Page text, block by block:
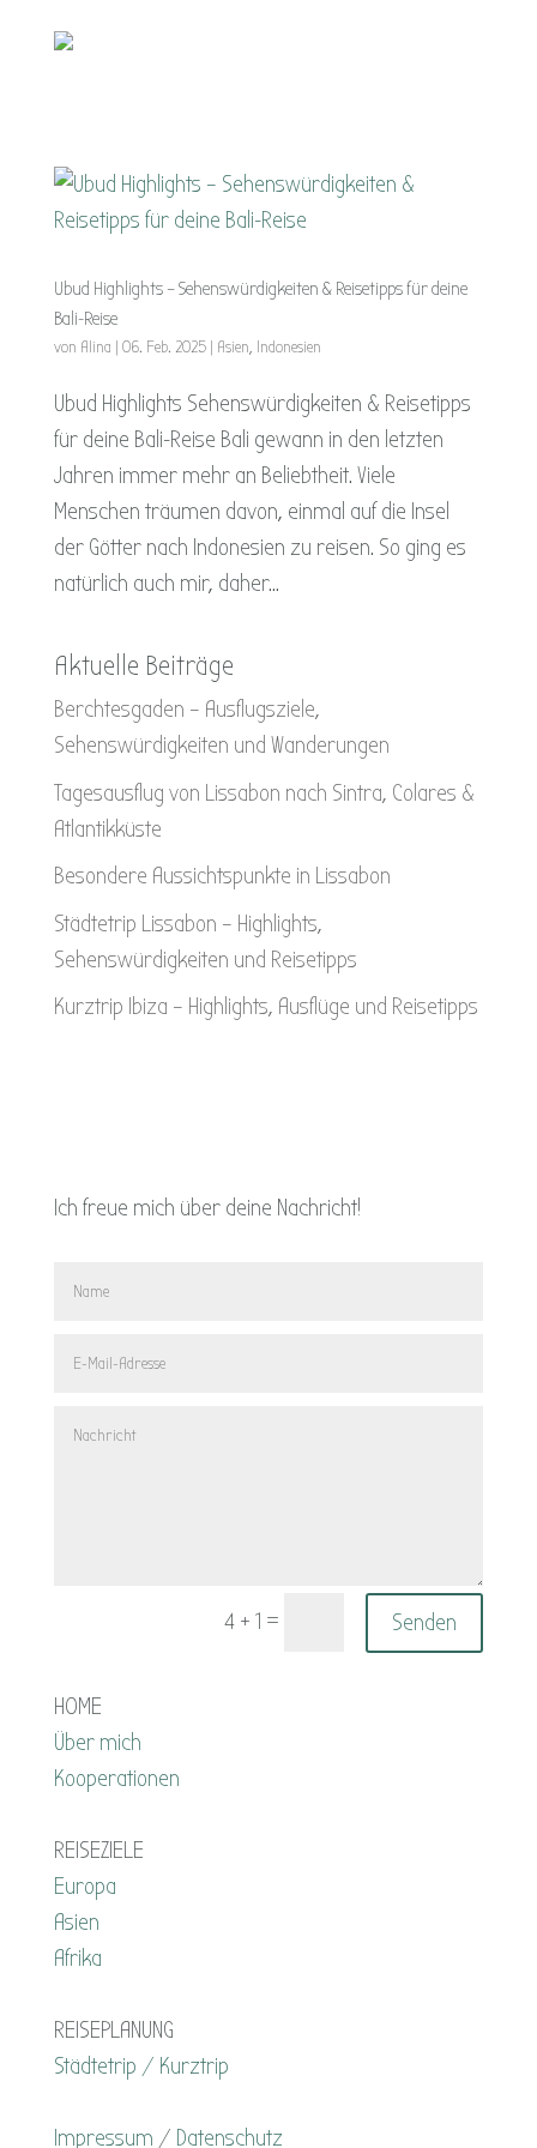
Ubud Highlights – Sehenswürdigkeiten & Reisetipps für deine
Bali-Reise
von Alina | 06. Feb. 2025| Asien, Indonesien
Ubud Highlights Sehenswürdigkeiten & Reisetipps
für deine Bali-Reise Bali gewann in den letzten
Jahren immer mehr an Beliebtheit. Viele
Menschen träumen davon, einmal auf die Insel
der Götter nach Indonesien zu reisen. So ging es
natürlich auch mir, daher...
Aktuelle Beiträge
Berchtesgaden – Ausflugsziele,
Sehenswürdigkeiten und Wanderungen
Tagesausflug von Lissabon nach Sintra, Colares &
Atlantikküste
Besondere Aussichtspunkte in Lissabon
Städtetrip Lissabon – Highlights,
Sehenswürdigkeiten und Reisetipps
Kurztrip Ibiza – Highlights, Ausflüge und Reisetipps
Ich freue mich über deine Nachricht!
4 + 1 = Senden
HOME
Über mich
Kooperationen
REISEZIELE
Europa
Asien
Afrika
REISEPLANUNG
Städtetrip / Kurztrip
Impressum / Datenschutz